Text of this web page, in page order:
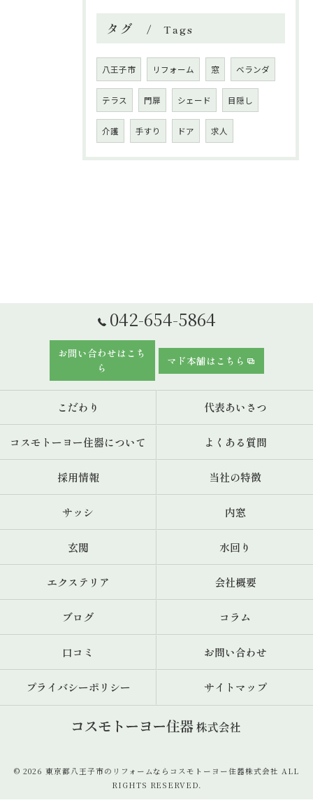
タグ Tags
八王子市 リフォーム 窓 ベランダ
テラス 門扉 シェード 目隠し
介護 手すり ドア 求人
042-654-5864
お問い合わせはこち
ら
マド本舗はこちら
こだわり 代表あいさつ
コスモトーヨー住器について よくある質問
採用情報 当社の特徴
サッシ 内窓
玄関 水回り
エクステリア 会社概要
ブログ コラム
口コミ お問い合わせ
プライバシーポリシー サイトマップ
© 2026 東京都八王子市のリフォームならコスモトーヨー住器株式会社 ALL
RIGHTS RESERVED.